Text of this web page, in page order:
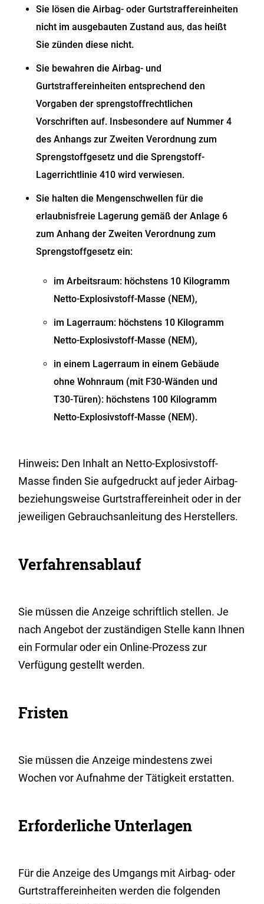
Sie lösen die Airbag- oder Gurtstraffereinheiten
nicht im ausgebauten Zustand aus, das heißt
Sie zünden diese nicht.
Sie bewahren die Airbag- und
Gurtstraffereinheiten entsprechend den
Vorgaben der sprengstoffrechtlichen
Vorschriften auf. Insbesondere auf Nummer 4
des Anhangs zur Zweiten Verordnung zum
Sprengstoffgesetz und die Sprengstoff-
Lagerrichtlinie 410 wird verwiesen.
Sie halten die Mengenschwellen für die
erlaubnisfreie Lagerung gemäß der Anlage 6
zum Anhang der Zweiten Verordnung zum
Sprengstoffgesetz ein:
im Arbeitsraum: höchstens 10 Kilogramm
Netto-Explosivstoff-Masse (NEM),
im Lagerraum: höchstens 10 Kilogramm
Netto-Explosivstoff-Masse (NEM),
in einem Lagerraum in einem Gebäude
ohne Wohnraum (mit F30-Wänden und
T30-Türen): höchstens 100 Kilogramm
Netto-Explosivstoff-Masse (NEM).
Hinweis: Den Inhalt an Netto-Explosivstoff-
Masse finden Sie aufgedruckt auf jeder Airbag-
beziehungsweise Gurtstraffereinheit oder in der
jeweiligen Gebrauchsanleitung des Herstellers.
Verfahrensablauf
Sie müssen die Anzeige schriftlich stellen. Je
nach Angebot der zuständigen Stelle kann Ihnen
ein Formular oder ein Online-Prozess zur
Verfügung gestellt werden.
Fristen
Sie müssen die Anzeige mindestens zwei
Wochen vor Aufnahme der Tätigkeit erstatten.
Erforderliche Unterlagen
Für die Anzeige des Umgangs mit Airbag- oder
Gurtstraffereinheiten werden die folgenden